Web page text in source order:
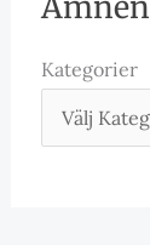
Kategorier